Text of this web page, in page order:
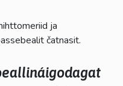
ja
čatnasit.